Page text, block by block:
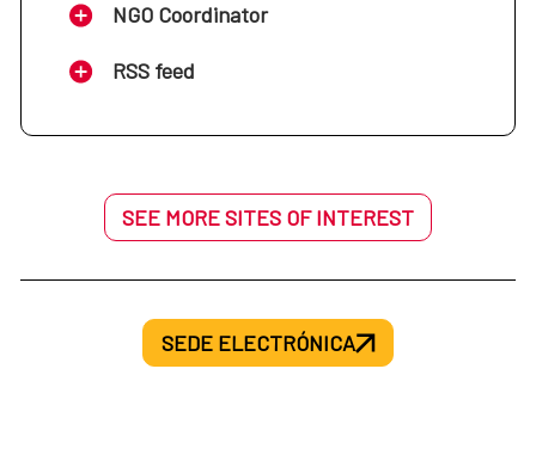
NGO Coordinator
RSS feed
SEE MORE SITES OF INTEREST
SEDE ELECTRÓNICA